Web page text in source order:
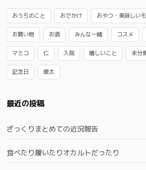
おうちのこと おでかけ おやつ・美味しい
お買い物 お酒 みんな一緒 コスメ
マミコ 仁 入院 嬉しいこと 未分
記念日 銀太
最近の投稿
ざっくりまとめての近況報告
食べたり履いたりオカルトだったり